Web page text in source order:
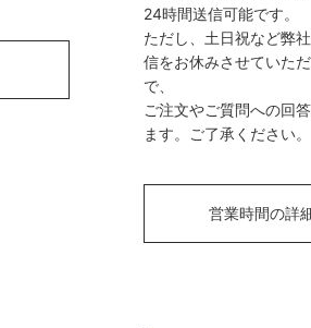
24時間送信可能です。
ただし、土日祝など弊
信をお休みさせていた
で、
ご注文やご質問への回
ます。ご了承ください。
営業時間の詳